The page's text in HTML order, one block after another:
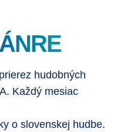
hudobných
Každý mesiac
o slovenskej hudbe.